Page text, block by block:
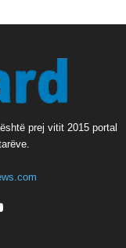
prej vitit 2015 portal